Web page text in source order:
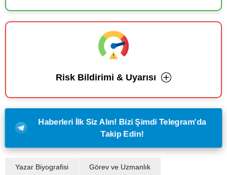
Risk Bildirimi & Uyarısı
Haberleri İlk Siz Alın! Bizi Şimdi Telegram'da
Takip Edin!
Yazar Biyografisi Görev ve Uzmanlık